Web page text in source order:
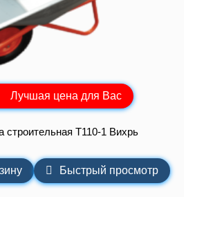
Лучшая цена для Вас
строительная Т110-1 Вихрь
Быстрый просмотр